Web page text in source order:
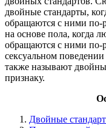
двойные стандарты,
обращаются с ними по-
на основе пола, когда
обращаются с ними по-
сексуальном
также называют
признаку.
Двойные